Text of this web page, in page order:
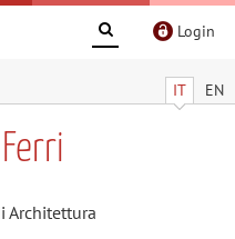
Login
IT EN
Architettura